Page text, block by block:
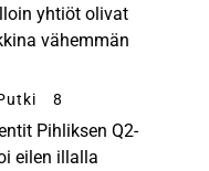
yhtiöt olivat
vähemmän
8
Pihliksen Q2-
eilen illalla